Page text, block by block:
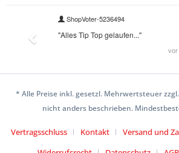
* Alle Preise inkl. gesetzl. Mehrwertsteuer zzgl.
nicht anders beschrieben.
Vertragsschluss Kontakt
Versand und